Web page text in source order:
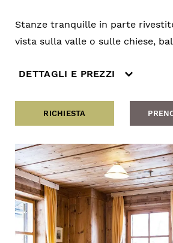
Stanze tranquille in parte
vista sulla valle o sulle chiese,
DETTAGLI E PREZZI
RICHIESTA